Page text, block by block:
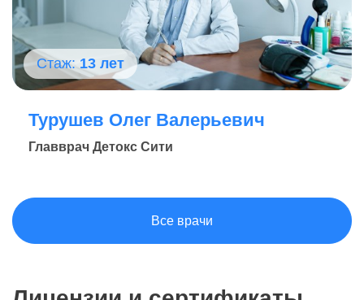
Стаж:13 лет
Турушев Олег Валерьевич
Главврач Детокс Сити
Все врачи